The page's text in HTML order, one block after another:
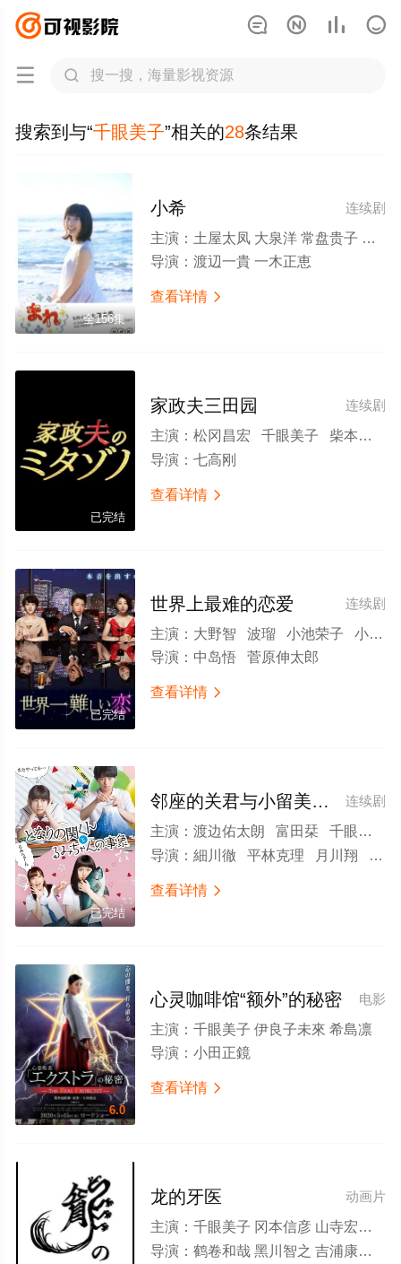
   
 
搜索到与“千眼美子”相关的28条结果
全156集
连续剧
小希
主演： 土屋太凤 大泉洋 常盘贵子 叶山奖之 田中泯 田中裕子 筱井英介 塚地武雅 石松葛兹 铃木砂羽 布施绘里 中川翔子 中村敦夫 板尾创路 山崎贤人 千眼美子 门胁麦 渡边大知 高畑裕太 小日向文世 凉 柳乐优弥 中村百合香 铃木拓 柊子 孫成順
导演： 渡辺一貴 一木正恵
查看详情 
已完结
连续剧
家政夫三田园
主演： 松冈昌宏 千眼美子 柴本幸 堀田茜 余贵美子 板尾创路
导演： 七高刚
查看详情 
已完结
连续剧
世界上最难的恋爱
主演： 大野智 波瑠 小池荣子 小泷望 千眼美子 上岛龙兵 鹫尾真知子 渡边哲 杉本哲太 丸山智己 三宅弘城 北村一辉 宇梶刚士 小堺一机 美保纯
导演： 中岛悟 菅原伸太郎
查看详情 
已完结
连续剧
邻座的关君与小留美的现象
主演： 渡边佑太朗 富田栞 千眼美子 真山りか 山地真理 篠原理沙 真野惠里菜 岸井雪乃 伊藤修子 山崎银之丞 碓井将大 矢本悠马 伊藤沙莉 前野朋哉 查德·穆莱恩 池谷伸枝 永野宗典 利重刚 吉田ウーロン太 長谷川忍 深水元基 大西礼芳 江夏诗织
导演： 細川徹 平林克理 月川翔 深迫康之
查看详情 
6.0
电影
心灵咖啡馆“额外”的秘密
主演： 千眼美子 伊良子未來 希島凛
导演： 小田正鏡
查看详情 
动画片
龙的牙医
主演： 千眼美子 冈本信彦 山寺宏一 林原惠美 松尾铃木 名冢佳织 高木涉 樱井孝宏 津田健次郎
导演： 鹤卷和哉 黑川智之 吉浦康裕 谷田部透湖 鬼冢大辅 吉崎响